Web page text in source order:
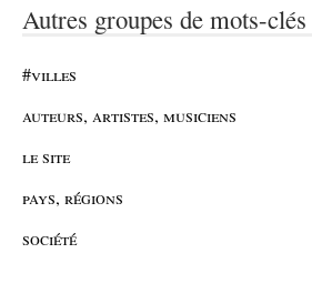
Autres groupes de mots-clés
#villes
auteurs, artistes, musiciens
le site
pays, régions
société